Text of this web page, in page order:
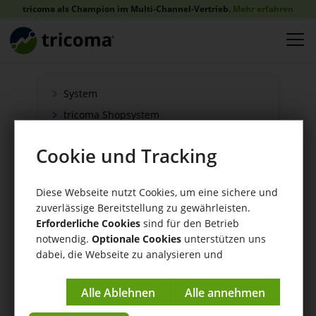
tricoma als Champion im Multi-Channel-Vertrieb. Mehr erfahren
System
tricoma Shopsystem
Verkauf
Zahlung
Versand
WaWi/CRM
CRM Tools
Cookie und Tracking
Diese Webseite nutzt Cookies, um eine sichere und
zuverlässige Bereitstellung zu gewährleisten.
Erforderliche Cookies sind für den Betrieb
notwendig. Optionale Cookies unterstützen uns
dabei, die Webseite zu analysieren und
Impressum| Datenschutzerklärung